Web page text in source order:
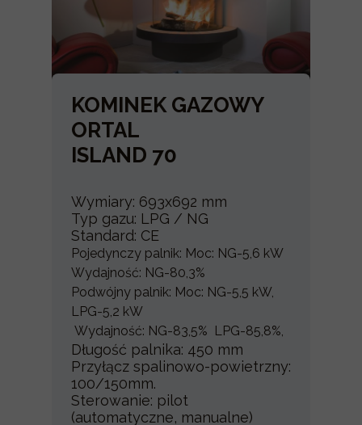
KOMINEK GAZOWY
ORTAL
ISLAND 70
Wymiary: 693x692 mm
Typ gazu: LPG / NG
Standard: CE
Pojedynczy palnik: Moc: NG-5,6 kW
Wydajność: NG-80,3%
Podwójny palnik: Moc: NG-5,5 kW,
LPG-5,2 kW
Wydajność: NG-83,5% LPG-85,8%,
Długość palnika: 450 mm
Przyłącz spalinowo-powietrzny:
100/150mm.
Sterowanie: pilot
(automatyczne, manualne)